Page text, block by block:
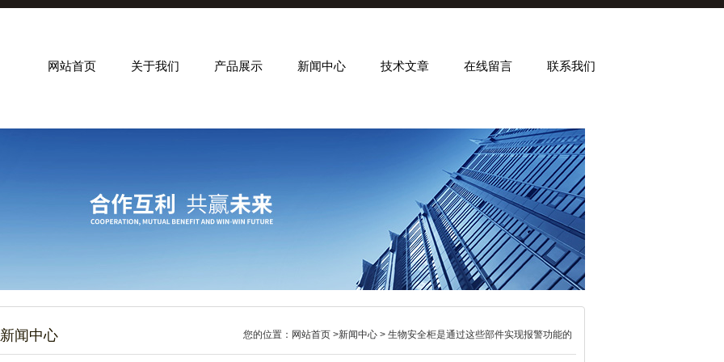
网站首页 关于我们 产品展示 新闻中心 技术文章 在线留言 联系我们
新闻中心 您的位置： 网站首页 >新闻中心 > 生物安全柜是通过这些部件实现报警功能的